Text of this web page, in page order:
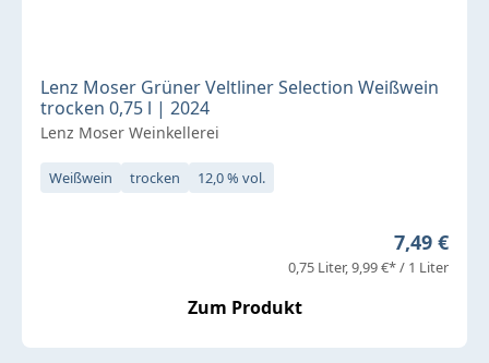
Lenz Moser Grüner Veltliner Selection Weißwein
trocken 0,75 l | 2024
Lenz Moser Weinkellerei
Weißwein trocken 12,0 % vol.
Regulärer
7,49 €
0,75 Liter 9,99 €* / 1 Liter
Zum Produkt